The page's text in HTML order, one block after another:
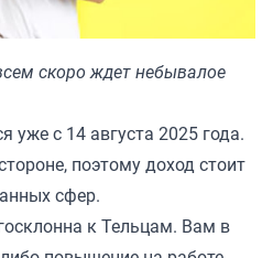
скоро ждет небывалое
уже с 14 августа 2025 года.
поэтому доход стоит
сфер.
к Тельцам. Вам в